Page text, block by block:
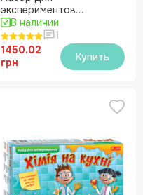
экспериментов
«Домашняя лаборатория
школьника» 3-4 класс
В наличии
1
1450.02
грн
Купить